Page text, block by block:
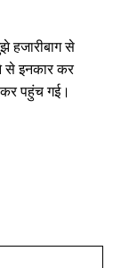
हजारीबाग से
से इनकार कर
पहुंच गई।